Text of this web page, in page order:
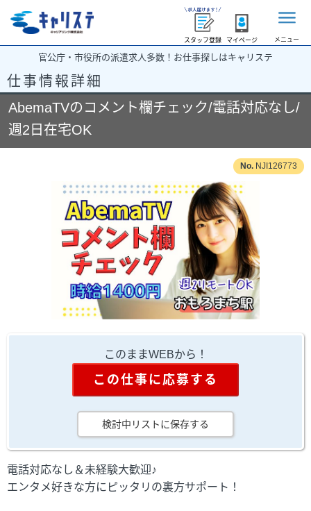
スタッフ登録 マイページ メニュー
官公庁・市役所の派遣求人多数！お仕事探しはキャリステ
仕事情報詳細
AbemaTVのコメント欄チェック/電話対応なし/
週2日在宅OK
NJI126773
このままWEBから！
この仕事に応募する
検討中リストに保存する
電話対応なし＆未経験大歓迎♪
エンタメ好きな方にピッタリの裏方サポート！